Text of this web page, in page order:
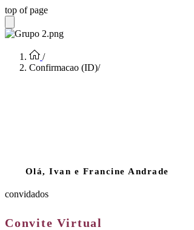
top of page
/
Confirmacao (ID)/
Olá, Ivan e Francine Andrade
convidados
Convite Virtual